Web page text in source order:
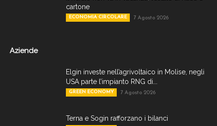
cartone
ECONOMIA CIRCOLARE 7 Agosto 2026
Aziende
Elgin investe nell’agrivoltaico in Molise, negli
USA parte l’impianto RNG di...
GREEN ECONOMY 7 Agosto 2026
Terna e Sogin rafforzano i bilanci